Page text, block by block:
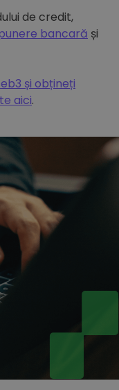
de credit,
bancară și
și obțineți
aici.